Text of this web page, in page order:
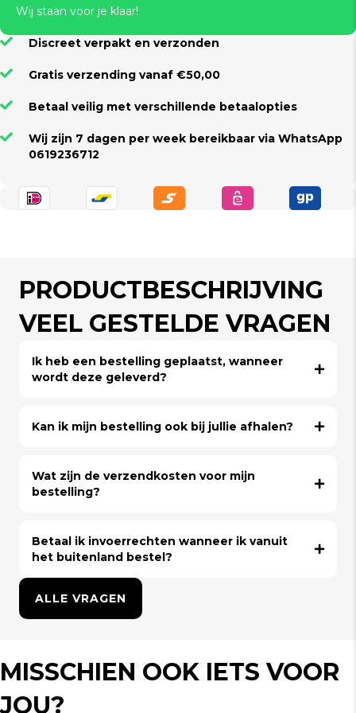
Wij staan voor je klaar!
Discreet verpakt en verzonden
Gratis verzending vanaf €50,00
Betaal veilig met verschillende betaalopties
Wij zijn 7 dagen per week bereikbaar via WhatsApp
0619236712
PRODUCTBESCHRIJVING
VEEL GESTELDE VRAGEN
Ik heb een bestelling geplaatst, wanneer
wordt deze geleverd?
Kan ik mijn bestelling ook bij jullie afhalen?
Wat zijn de verzendkosten voor mijn
bestelling?
Betaal ik invoerrechten wanneer ik vanuit
het buitenland bestel?
ALLE VRAGEN
MISSCHIEN OOK IETS VOOR
JOU?